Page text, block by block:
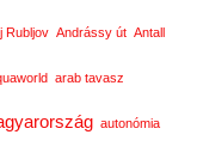
Rubljov Andrássy út Antall
arab tavasz
autonómia